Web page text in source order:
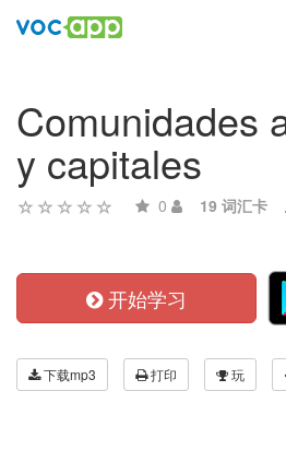
Comunidades
y capitales
0 19 词汇卡
开始学习
下载mp3 打印 玩